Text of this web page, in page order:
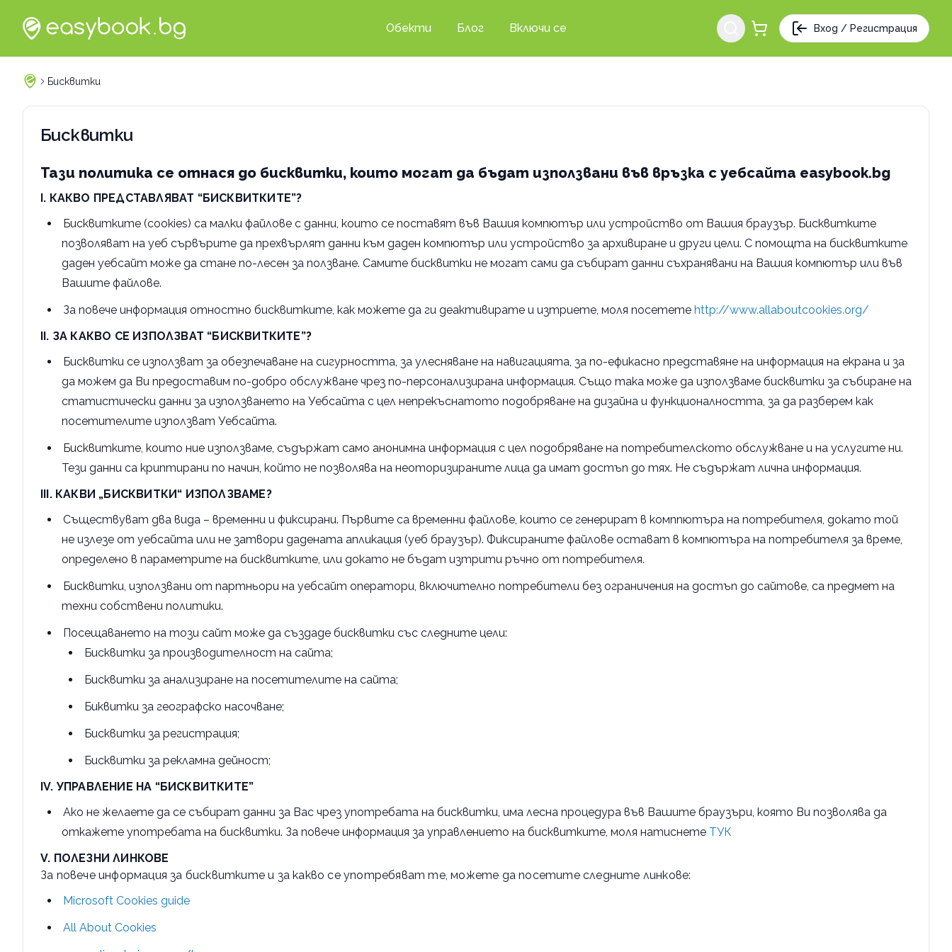
Обекти Блог Включи се Вход / Регистрация
Бисквитки
Бисквитки
Тази политика се отнася до бисквитки, които могат да бъдат използвани във връзка с уебсайта easybook.bg
I. КАКВО ПРЕДСТАВЛЯВАТ “БИСКВИТКИТЕ”?
Бисквитките (cookies) са малки файлове с данни, които се поставят във Вашия компютър или устройство от Вашия браузър. Бисквитките
позволяват на уеб сървърите да прехвърлят данни към даден компютър или устройство за архивиране и други цели. С помощта на бисквитките
даден уебсайт може да стане по-лесен за ползване. Самите бисквитки не могат сами да събират данни съхранявани на Вашия компютър или във
Вашите файлове.
За повече информация отностно бисквитките, как можете да ги деактивирате и изтриете, моля посетете http://www.allaboutcookies.org/
II. ЗА КАКВО СЕ ИЗПОЛЗВАТ “БИСКВИТКИТЕ”?
Бисквитки се използват за обезпечаване на сигурността, за улесняване на навигацията, за по-ефикасно представяне на информация на екрана и за
да можем да Ви предоставим по-добро обслужване чрез по-персонализирана информация. Също така може да използваме бисквитки за събиране на
статистически данни за използването на Уебсайта с цел непрекъснатото подобряване на дизайна и функционалността, за да разберем как
посетителите използват Уебсайта.
Бисквитките, които ние използваме, съдържат само анонимна информация с цел подобряване на потребителското обслужване и на услугите ни.
Тези данни са криптирани по начин, който не позволява на неоторизираните лица да имат достъп до тях. Не съдържат лична информация.
III. КАКВИ „БИСКВИТКИ“ ИЗПОЛЗВАМЕ?
Съществуват два вида – временни и фиксирани. Първите са временни файлове, които се генерират в комппютъра на потребителя, докато той
не излезе от уебсайта или не затвори дадената апликация (уеб браузър). Фиксираните файлове остават в компютъра на потребителя за време,
определено в параметрите на бисквитките, или докато не бъдат изтрити ръчно от потребителя.
Бисквитки, използвани от партньори на уебсайт оператори, включително потребители без ограничения на достъп до сайтове, са предмет на
техни собствени политики.
Посещаването на този сайт може да създаде бисквитки със следните цели:
Бисквитки за производителност на сайта;
Бисквитки за анализиране на посетителите на сайта;
Биквитки за географско насочване;
Бисквитки за регистрация;
Бисквитки за рекламна дейност;
IV. УПРАВЛЕНИЕ НА “БИСКВИТКИТЕ”
Ако не желаете да се събират данни за Вас чрез употребата на бисквитки, има лесна процедура във Вашите браузъри, която Ви позволява да
откажете употребата на бисквитки. За повече информация за управлението на бисквитките, моля натиснете ТУК
V. ПОЛЕЗНИ ЛИНКОВЕ
За повече информация за бисквитките и за какво се употребяват те, можете да посетите следните линкове:
Microsoft Cookies guide
All About Cookies